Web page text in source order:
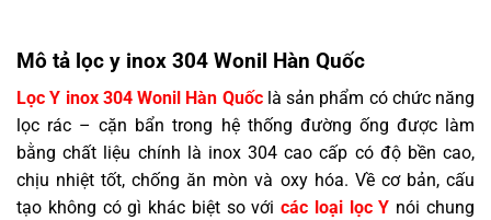
Mô tả lọc y inox 304 Wonil Hàn Quốc
Lọc Y inox 304 Wonil Hàn Quốclà sản phẩm có chức năng
lọc rác – cặn bẩn trong hệ thống đường ống được làm
bằng chất liệu chính là inox 304 cao cấp có độ bền cao,
chịu nhiệt tốt, chống ăn mòn và oxy hóa. Về cơ bản, cấu
tạo không có gì khác biệt so vớicác loại lọc Y nói chung